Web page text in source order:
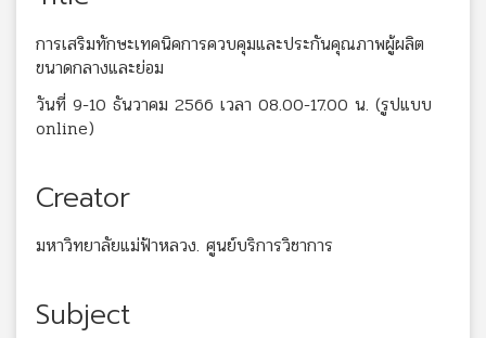
การเสริมทักษะเทคนิคการควบคุมและประกันคุณภาพผู้ผลิต
ขนาดกลางและย่อม
วันที่ 9-10 ธันวาคม 2566 เวลา 08.00-17.00 น. (รูปแบบ
online)
Creator
มหาวิทยาลัยแม่ฟ้าหลวง. ศูนย์บริการวิชาการ
Subject